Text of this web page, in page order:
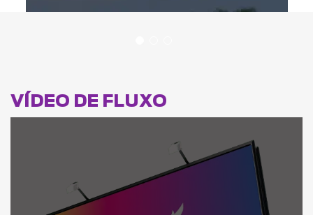
VÍDEO DE FLUXO